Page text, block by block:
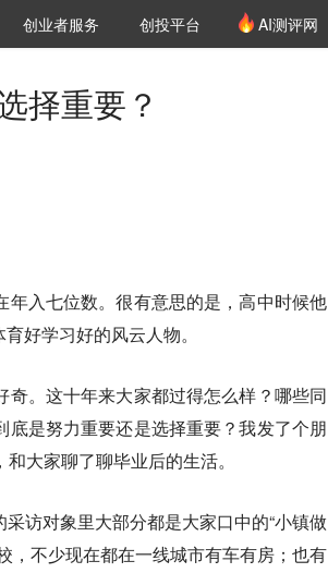
创投氪堂
创业者服务 创投平台 AI测评网
择重要？
入七位数。很有意思的是，高中时候他
好学习好的风云人物。
。这十年来大家都过得怎么样？哪些同
是努力重要还是选择重要？我发了个朋
大家聊了聊毕业后的生活。
访对象里大部分都是大家口中的“小镇做
，不少现在都在一线城市有车有房；也有